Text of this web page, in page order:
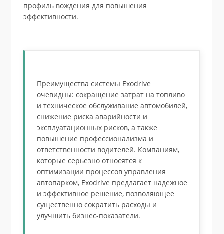
профиль вождения для повышения
эффективности.
Преимущества системы Exodrive
очевидны: сокращение затрат на топливо
и техническое обслуживание автомобилей,
снижение риска аварийности и
эксплуатационных рисков, а также
повышение профессионализма и
ответственности водителей. Компаниям,
которые серьезно относятся к
оптимизации процессов управления
автопарком, Exodrive предлагает надежное
и эффективное решение, позволяющее
существенно сократить расходы и
улучшить бизнес-показатели.